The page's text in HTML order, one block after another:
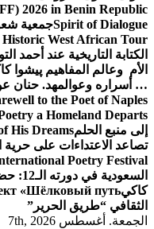
2026 in Benin Republic.
Spirit of Dialogueجمعية
Historic West African Tour
الكتابة التاريخية عند أحمد
الأم وعالم المفاهيم پیشوا
… أسراره وعوالمهد. حنان
to the Poet of Naples
a Homeland Departs
إلى منبع الحلمHis Dreams
تصاعد الاعتداءات على حرية
Poetry Festival
السعودية في دورته الـ12: حضورٌ عالمي ونجاحٌ يحتذى به
كاكي«Шёлковый путь»
الثقافي “طريق الحرير”
الجمعة. أغسطس 7th, 2026